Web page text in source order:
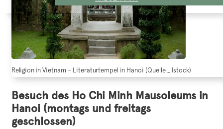
Religion in Vietnam – Literaturtempel in Hanoi (Quelle _ Istock)
Besuch des Ho Chi Minh Mausoleums in
Hanoi (montags und freitags
geschlossen)